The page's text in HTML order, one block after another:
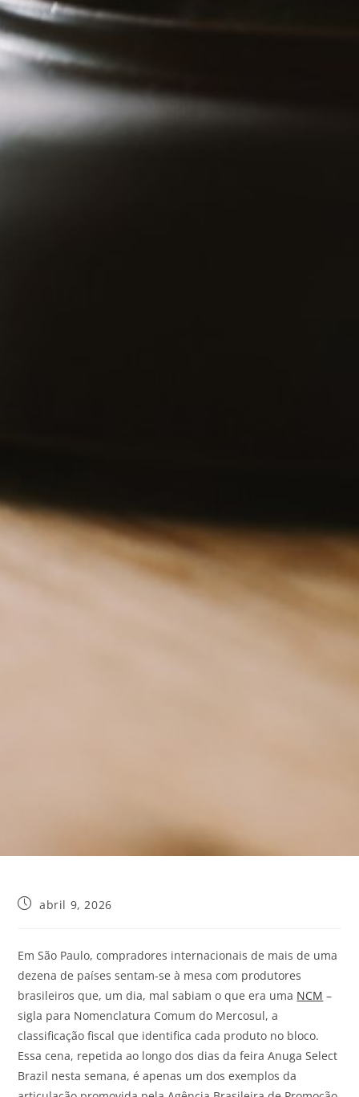
abril 9, 2026
Em São Paulo, compradores internacionais de mais de uma
dezena de países sentam-se à mesa com produtores
brasileiros que, um dia, mal sabiam o que era uma NCM –
sigla para Nomenclatura Comum do Mercosul, a
classificação fiscal que identifica cada produto no bloco.
Essa cena, repetida ao longo dos dias da feira Anuga Select
Brazil nesta semana, é apenas um dos exemplos da